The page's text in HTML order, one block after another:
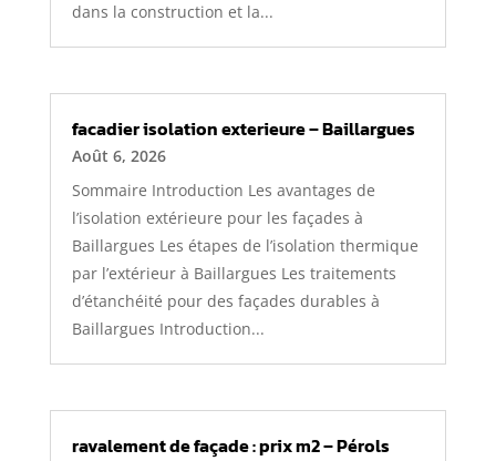
dans la construction et la...
facadier isolation exterieure – Baillargues
Août 6, 2026
Sommaire Introduction Les avantages de
l’isolation extérieure pour les façades à
Baillargues Les étapes de l’isolation thermique
par l’extérieur à Baillargues Les traitements
d’étanchéité pour des façades durables à
Baillargues Introduction...
ravalement de façade : prix m2 – Pérols